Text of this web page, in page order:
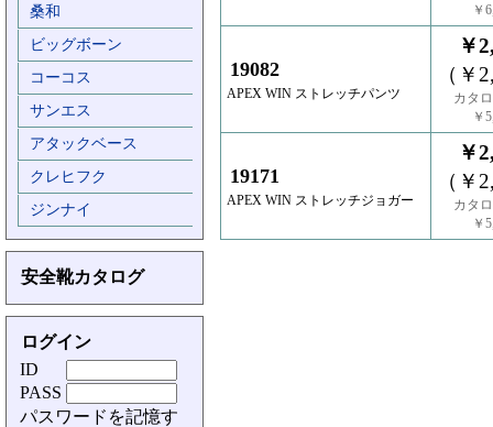
桑和
ビッグボーン
コーコス
サンエス
アタックベース
クレヒフク
ジンナイ
安全靴カタログ
ログイン
ID
PASS
パスワードを記憶す
￥
19082
APEX WIN ストレッチパンツ
￥
（￥
カタ
￥
19171
APEX WIN ストレッチジョガー
￥
（￥
カタ
￥